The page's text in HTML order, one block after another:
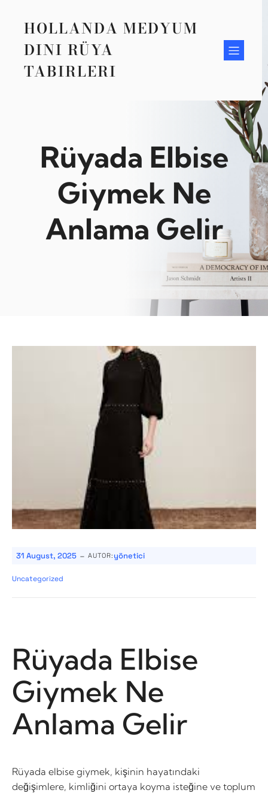
springenHOLLANDA MEDYUM
DINI RÜYA
TABIRLERI
Rüyada Elbise
Giymek Ne
Anlama Gelir
31 August, 2025 - AUTOR: yönetici
Uncategorized
Rüyada Elbise
Giymek Ne
Anlama Gelir
Rüyada elbise giymek, kişinin hayatındaki
değişimlere, kimliğini ortaya koyma isteğine ve toplum